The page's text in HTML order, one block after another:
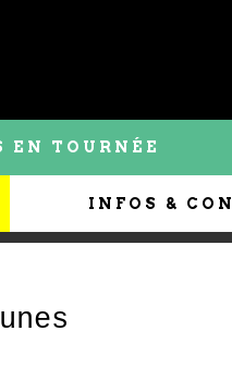
EN TOURNÉE
INFOS &